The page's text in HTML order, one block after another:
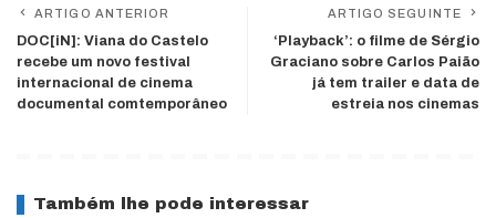
ARTIGO ANTERIOR
DOC[iN]: Viana do Castelo
recebe um novo festival
internacional de cinema
documental comtemporâneo
ARTIGO SEGUINTE
‘Playback’: o filme de Sérgio
Graciano sobre Carlos Paião
já tem trailer e data de
estreia nos cinemas
Também lhe pode interessar